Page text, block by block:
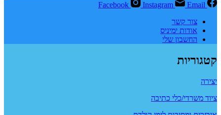
Facebook Instagram
Email
צור קשר
אודות ימיניס
החשבון שלי
קטגוריות
יצירה
ציוד משרדי/כלי כתיבה